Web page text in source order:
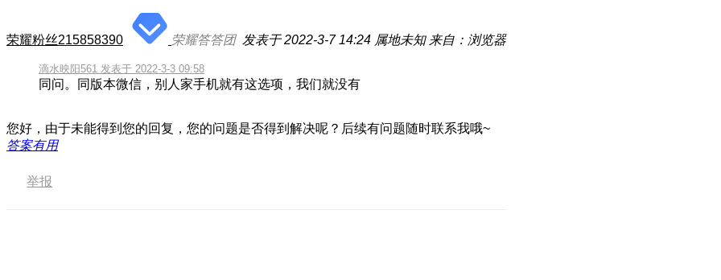
荣耀粉丝215858390 荣耀答答团 发表于 2022-3-7 14:24 属地未知 来自：浏览器
滴水映阳561 发表于 2022-3-3 09:58
同问。同版本微信，别人家手机就有这选项，我们就没有
您好，由于未能得到您的回复，您的问题是否得到解决呢？后续有问题随时联系我哦~
答案有用
举报